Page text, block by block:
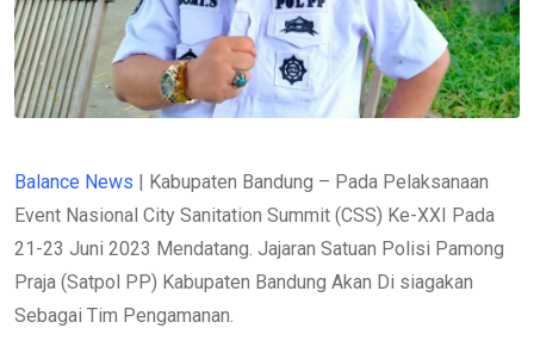
Balance News | Kabupaten Bandung – Pada Pelaksanaan
Event Nasional City Sanitation Summit (CSS) Ke-XXI Pada
21-23 Juni 2023 Mendatang. Jajaran Satuan Polisi Pamong
Praja (Satpol PP) Kabupaten Bandung Akan Di siagakan
Sebagai Tim Pengamanan.